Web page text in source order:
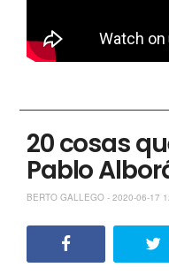
20 cosas
Pablo
BERTO GALLEGO - 2020-06-17